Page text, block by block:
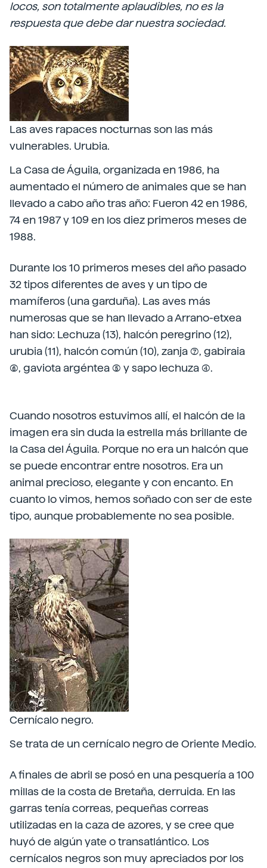
locos, son totalmente aplaudibles, no es la
respuesta que debe dar nuestra sociedad.
Las aves rapaces nocturnas son las más
vulnerables. Urubia.
La Casa de Águila, organizada en 1986, ha
aumentado el número de animales que se han
llevado a cabo año tras año: Fueron 42 en 1986,
74 en 1987 y 109 en los diez primeros meses de
1988.
Durante los 10 primeros meses del año pasado
32 tipos diferentes de aves y un tipo de
mamíferos (una garduña). Las aves más
numerosas que se han llevado a Arrano-etxea
han sido: Lechuza (13), halcón peregrino (12),
urubia (11), halcón común (10), zanja (7), gabiraia
(6), gaviota argéntea (5) y sapo lechuza (4).
Cuando nosotros estuvimos allí, el halcón de la
imagen era sin duda la estrella más brillante de
la Casa del Águila. Porque no era un halcón que
se puede encontrar entre nosotros. Era un
animal precioso, elegante y con encanto. En
cuanto lo vimos, hemos soñado con ser de este
tipo, aunque probablemente no sea posible.
Cernícalo negro.
Se trata de un cernícalo negro de Oriente Medio.
A finales de abril se posó en una pesquería a 100
millas de la costa de Bretaña, derruida. En las
garras tenía correas, pequeñas correas
utilizadas en la caza de azores, y se cree que
huyó de algún yate o transatlántico. Los
cernícalos negros son muy apreciados por los